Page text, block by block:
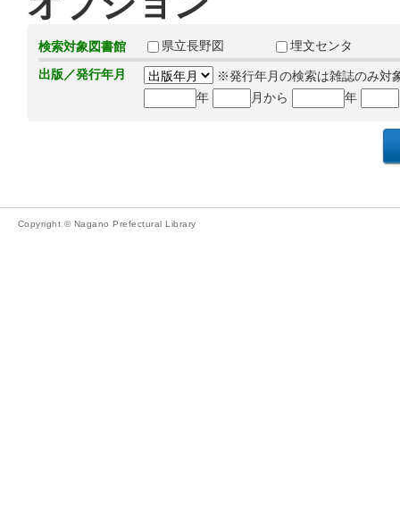
検索対象図書館 県立長野図
埋文センタ
出版／発行年月
※発行年月の検索は雑誌のみ対
年
月から 年
Copyright © Nagano Prefectural Library